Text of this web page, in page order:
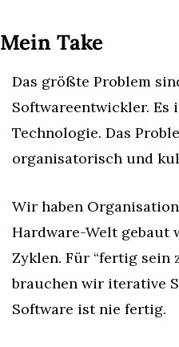
Mein Take
Das größte Problem
Softwareentwickler. Es
Technologie. Das
organisatorisch und
Wir haben
Hardware-Welt gebaut
Zyklen. Für “fertig sein
brauchen wir iterative
Software ist nie fertig.